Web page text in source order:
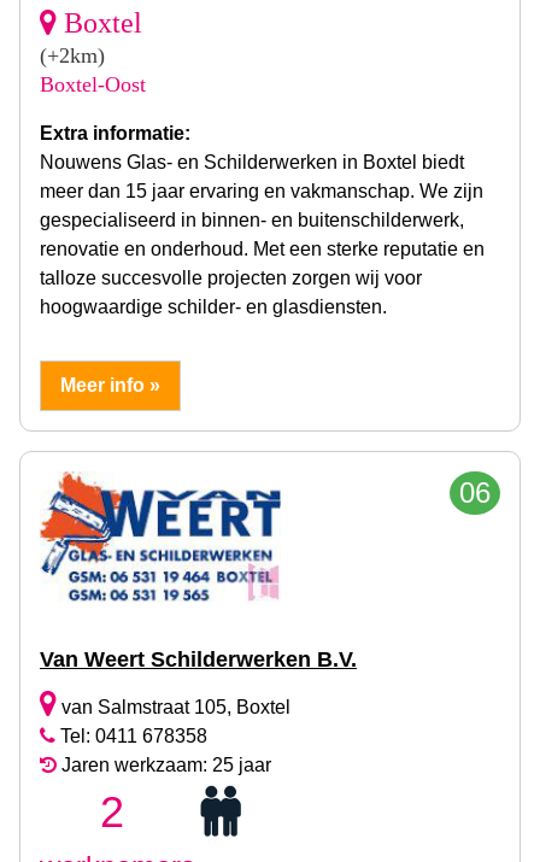
Boxtel
(+2km)
Boxtel-Oost
Extra informatie:
Nouwens Glas- en Schilderwerken in Boxtel biedt
meer dan 15 jaar ervaring en vakmanschap. We zijn
gespecialiseerd in binnen- en buitenschilderwerk,
renovatie en onderhoud. Met een sterke reputatie en
talloze succesvolle projecten zorgen wij voor
hoogwaardige schilder- en glasdiensten.
Meer info »
06
Van Weert Schilderwerken B.V.
van Salmstraat 105, Boxtel
Tel: 0411 678358
Jaren werkzaam: 25 jaar
2